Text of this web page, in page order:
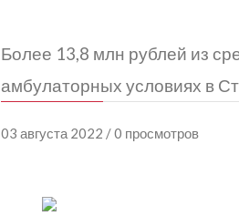
Более 13,8 млн рублей из
амбулаторных условиях в
03 августа 2022 / 0 просмотров